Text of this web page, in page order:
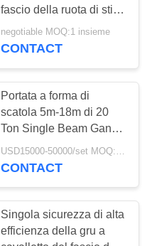
fascio della ruota di stile
4 di Europa singolo
negotiable MOQ:1 insieme
CONTACT
Portata a forma di
scatola 5m-18m di 20
Ton Single Beam Gantry
Crane
CONTACT
Singola sicurezza di alta
efficienza della gru a